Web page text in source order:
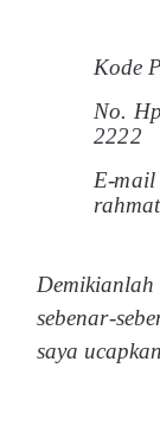
Kode
No. Hp
2222
E-mail
Demikianlah
sebenar-sebe
saya ucapkan